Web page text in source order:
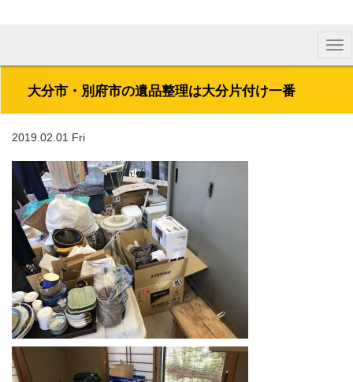
大分市・別府市の遺品整理は大分片付け一番
2019.02.01 Fri